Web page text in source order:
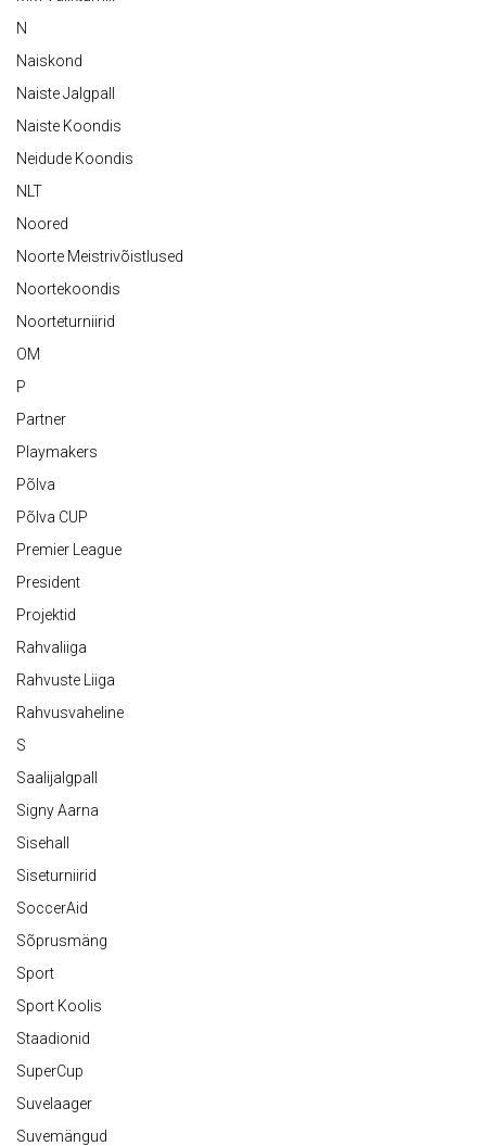
N
Naiskond
Naiste Jalgpall
Naiste Koondis
Neidude Koondis
NLT
Noored
Noorte Meistrivõistlused
Noortekoondis
Noorteturniirid
OM
P
Partner
Playmakers
Põlva
Põlva CUP
Premier League
President
Projektid
Rahvaliiga
Rahvuste Liiga
Rahvusvaheline
S
Saalijalgpall
Signy Aarna
Sisehall
Siseturniirid
SoccerAid
Sõprusmäng
Sport
Sport Koolis
Staadionid
SuperCup
Suvelaager
Suvemängud